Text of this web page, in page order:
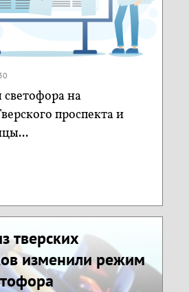
на
проспекта и
тверских
изменили режим